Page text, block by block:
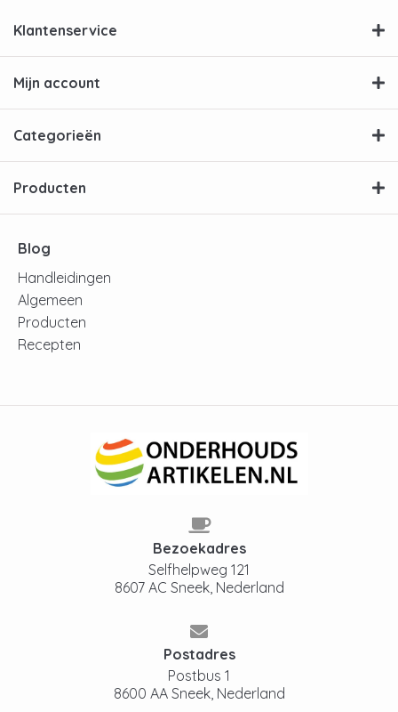
Klantenservice
Mijn account
Categorieën
Producten
Blog
Handleidingen
Algemeen
Producten
Recepten
Bezoekadres
Selfhelpweg 121
8607 AC Sneek, Nederland
Postadres
Postbus 1
8600 AA Sneek, Nederland